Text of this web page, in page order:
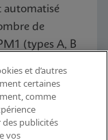
automatisé
de
(types A, B
élevée.
et d’autres
certaines
comme
publicités
vos